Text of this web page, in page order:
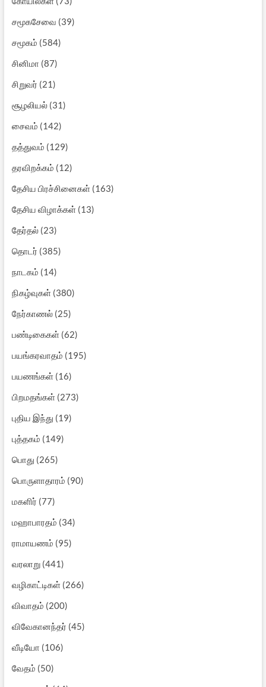
சமூகசேவை (39)
சமூகம் (584)
சினிமா (87)
சிறுவர் (21)
சூழலியல்(31)
சைவம் (142)
தத்துவம் (129)
தரவிறக்கம் (12)
தேசிய பிரச்சினைகள்(163)
தேசிய விழாக்கள்(13)
தேர்தல்(23)
தொடர் (385)
நாடகம் (14)
நிகழ்வுகள்(380)
நேர்காணல்(25)
பண்டிகைகள்(62)
பயங்கரவாதம் (195)
பயணங்கள்(16)
பிறமதங்கள்(273)
புதிய இந்து (19)
புத்தகம் (149)
பொது (265)
பொருளாதாரம் (90)
மகளிர் (77)
மஹாபாரதம் (34)
ராமாயணம் (95)
வரலாறு(441)
வழிகாட்டிகள்(266)
விவாதம் (200)
விவேகானந்தர் (45)
வீடியோ (106)
வேதம் (50)